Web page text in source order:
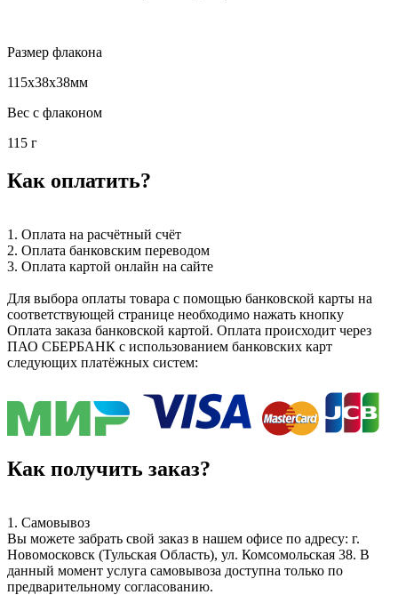
Размер флакона
115x38x38мм
Вес с флаконом
115 г
Как оплатить?
1. Оплата на расчётный счёт
2. Оплата банковским переводом
3. Оплата картой онлайн на сайте
Для выбора оплаты товара с помощью банковской карты на
соответствующей странице необходимо нажать кнопку
Оплата заказа банковской картой. Оплата происходит через
ПАО СБЕРБАНК с использованием банковских карт
следующих платёжных систем:
Как получить заказ?
1. Самовывоз
Вы можете забрать свой заказ в нашем офисе по адресу: г.
Новомосковск (Тульская Область), ул. Комсомольская 38. В
данный момент услуга самовывоза доступна только по
предварительному согласованию.